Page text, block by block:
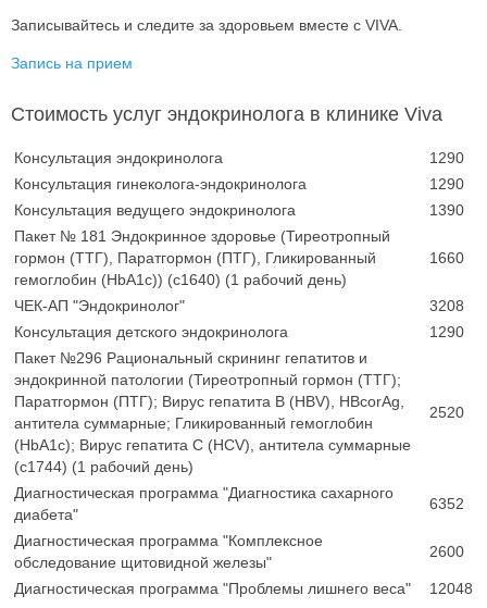
Записывайтесь и следите за здоровьем вместе с VIVA.
Запись на прием
Стоимость услуг эндокринолога в клинике Viva
Консультация эндокринолога
1290
Консультация гинеколога-эндокринолога
1290
Консультация ведущего эндокринолога
1390
Пакет № 181 Эндокринное здоровье (Тиреотропный
гормон (ТТГ), Паратгормон (ПТГ), Гликированный
гемоглобин (HbA1c)) (с1640) (1 рабочий день)
1660
ЧЕК-АП "Эндокринолог"
3208
Консультация детского эндокринолога
1290
Пакет №296 Рациональный скрининг гепатитов и
эндокринной патологии (Тиреотропный гормон (ТТГ);
Паратгормон (ПТГ); Вирус гепатита B (HBV), HBcorAg,
антитела суммарные; Гликированный гемоглобин
(HbA1c); Вирус гепатита C (HCV), антитела суммарные
(с1744) (1 рабочий день)
2520
Диагностическая программа "Диагностика сахарного
диабета"
6352
Диагностическая программа "Комплексное
обследование щитовидной железы"
2600
Диагностическая программа "Проблемы лишнего веса" 12048